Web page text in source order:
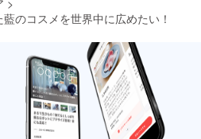
のコスメを世界中に広めたい！